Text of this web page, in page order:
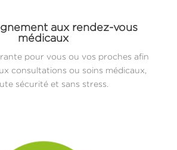
aux rendez-vous
médicaux
pour vous ou vos proches afin
consultations ou soins médicaux,
sécurité et sans stress.